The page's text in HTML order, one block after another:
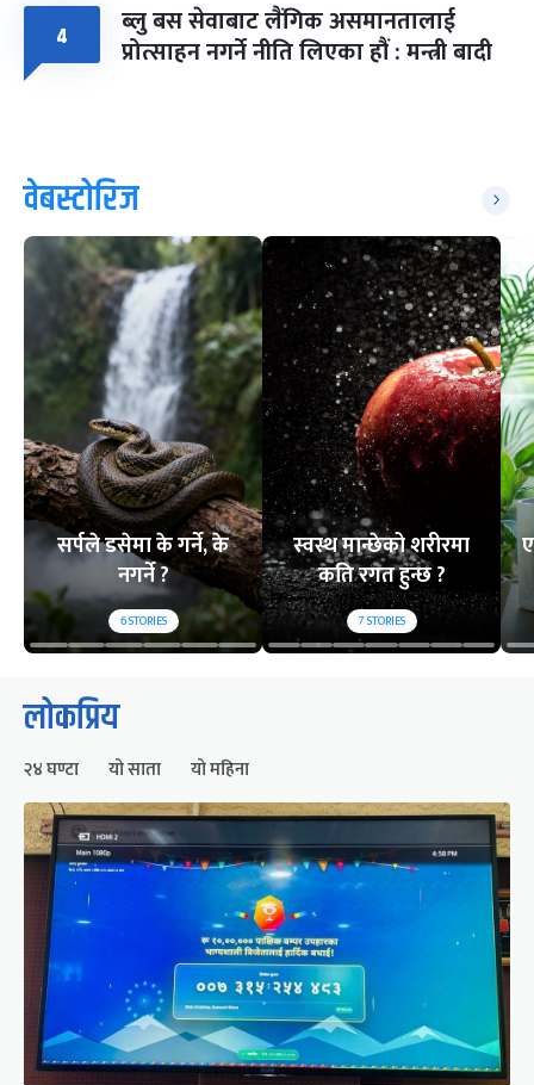
४ ब्लु बस सेवाबाट लैंगिक असमानतालाई
प्रोत्साहन नगर्ने नीति लिएका हौं : मन्त्री बादी
वेबस्टोरिज
सर्पले डसेमा के गर्ने, के
नगर्ने ?
6STORIES
स्वस्थ मान्छेको शरीरमा
कति रगत हुन्छ ?
7STORIES
लोकप्रिय
२४ घण्टा यो साता यो महिना